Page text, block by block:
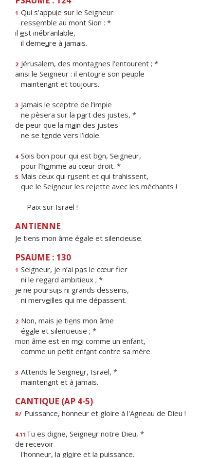
1 Qui s’appuie sur le Seigneur
ressemble au mont Sion : *
il est inébranlable,
il demeure à jamais.
2 Jérusalem, des montagnes l’entourent ; *
ainsi le Seigneur : il entoure son peuple
maintenant et toujours.
3 Jamais le sceptre de l’impie
ne pèsera sur la part des justes, *
de peur que la main des justes
ne se tende vers l’idole.
4 Sois bon pour qui est bon, Seigneur,
pour l’homme au cœur droit. *
5 Mais ceux qui rusent et qui trahissent,
que le Seigneur les rejette avec les méchants !
Paix sur Israël !
ANTIENNE
Je tiens mon âme égale et silencieuse.
PSAUME : 130
1 Seigneur, je n’ai pas le cœur fier
ni le regard ambitieux ; *
je ne poursuis ni grands desseins,
ni merveilles qui me dépassent.
2 Non, mais je tiens mon âme
égale et silencieuse ; *
mon âme est en moi comme un enfant,
comme un petit enfant contre sa mère.
3 Attends le Seigneur, Israël, *
maintenant et à jamais.
CANTIQUE (AP 4-5)
R/ Puissance, honneur et gloire à l'Agneau de Dieu !
4.11 Tu es digne, Seigneur notre Dieu, *
de recevoir
l'honneur, la gloire et la puissance.